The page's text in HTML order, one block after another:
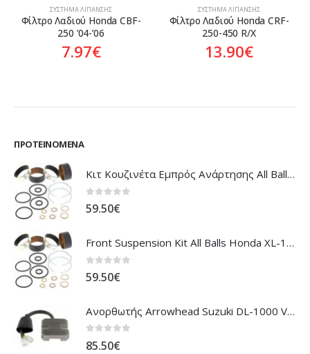
ΣΎΣΤΗΜΑ ΛΊΠΑΝΣΗΣ
Φίλτρο Λαδιού Honda CRF-
250-450 R/X
13.90€
3.85€
ΠΡΟΤΕΙΝΌΜΕΝΑ
Κιτ Κουζινέτα Εμπρός Ανάρτησης All Balls Honda CBR-1100XX Blackbird
59.50€
Front Suspension Kit All Balls Honda XL-1000V Varadero
59.50€
Ανορθωτής Arrowhead Suzuki DL-1000 V'Strom
85.50€